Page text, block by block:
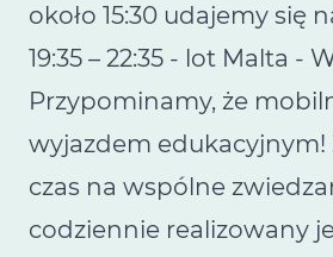
około 15:30 udajemy się
19:35 – 22:35 - lot Malta -
Przypominamy, że
wyjazdem edukacyjnym!
czas na wspólne
codziennie realizowany